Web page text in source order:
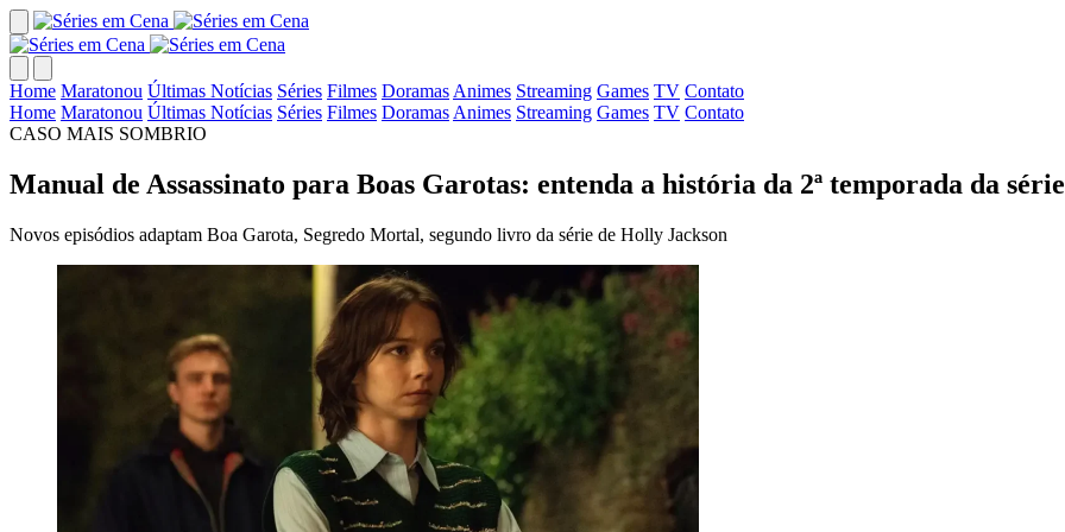
Home Maratonou Últimas Notícias Séries Filmes Doramas Animes Streaming Games TV Contato
Home Maratonou Últimas Notícias Séries Filmes Doramas Animes Streaming Games TV Contato
CASO MAIS SOMBRIO
Manual de Assassinato para Boas Garotas: entenda a história da 2ª temporada da série
Novos episódios adaptam Boa Garota, Segredo Mortal, segundo livro da série de Holly Jackson